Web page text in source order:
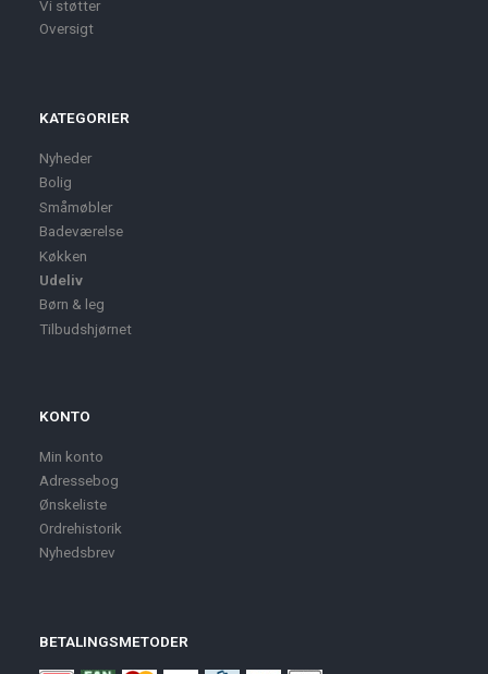
Vi støtter
Oversigt
KATEGORIER
Nyheder
Bolig
Småmøbler
Badeværelse
Køkken
Udeliv
Børn & leg
Tilbudshjørnet
KONTO
Min konto
Adressebog
Ønskeliste
Ordrehistorik
Nyhedsbrev
BETALINGSMETODER